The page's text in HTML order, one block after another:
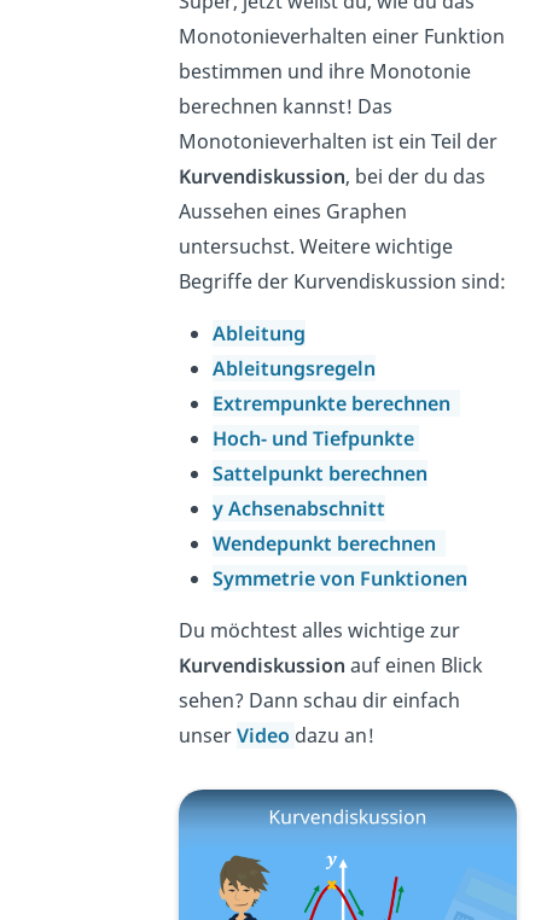
Monotonieverhalten einer Funktion
bestimmen und ihre Monotonie
berechnen kannst! Das
Monotonieverhalten ist ein Teil der
Kurvendiskussion, bei der du das
Aussehen eines Graphen
untersuchst. Weitere wichtige
Begriffe der Kurvendiskussion sind:
Ableitung
Ableitungsregeln
Extrempunkte berechnen
Hoch- und Tiefpunkte
Sattelpunkt berechnen
y Achsenabschnitt
Wendepunkt berechnen
Symmetrie von Funktionen
Du möchtest alles wichtige zur
Kurvendiskussion auf einen Blick
sehen? Dann schau dir einfach
unserVideo dazu an!